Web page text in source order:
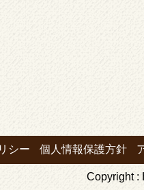
シー
個人情報保護方針
Copyright :